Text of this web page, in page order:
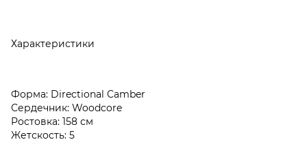
Характеристики
Форма: Directional Camber
Сердечник: Woodcore
Ростовка: 158 см
Жетскость: 5